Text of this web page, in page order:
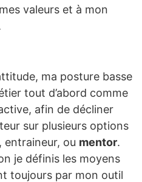
valeurs et à mon
ma posture basse
tout d’abord comme
afin de décliner
sur plusieurs options
entraineur, ou mentor.
je définis les moyens
toujours par mon outil